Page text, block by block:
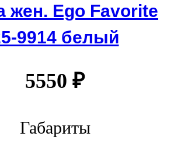
жен. Ego Favorite
9914 белый
5550 ₽
Габариты